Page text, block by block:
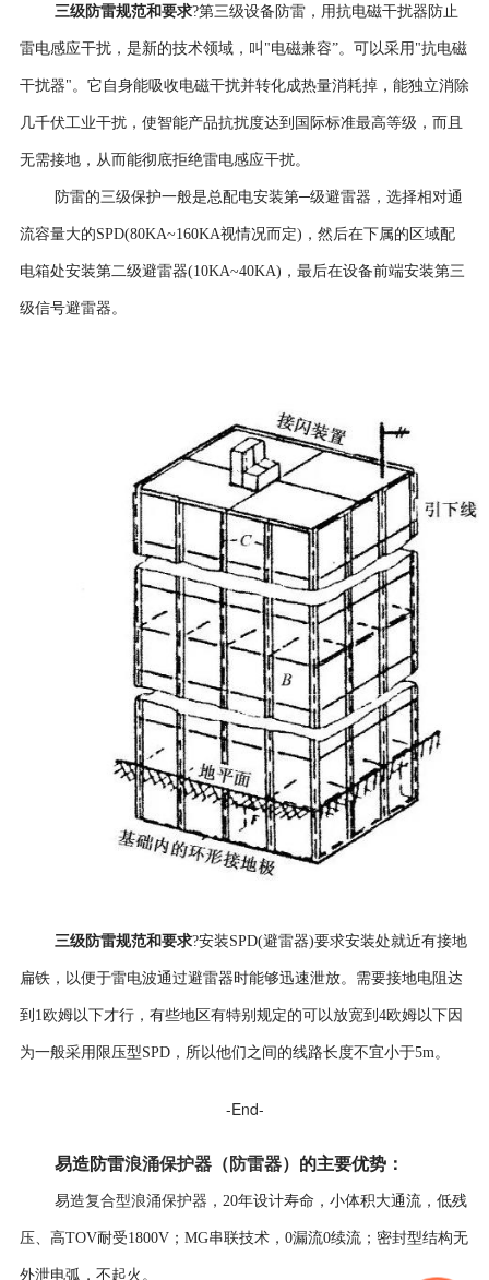
三级防雷规范和要求?第三级设备防雷，用抗电磁干扰器防止
雷电感应干扰，是新的技术领域，叫 "电磁兼容”。可以采用"抗电磁
干扰器"。它自身能吸收电磁干扰并转化成热量消耗掉，能独立消除
几千伏工业干扰，使智能产品抗扰度达到国际标准最高等级，而且
无需接地，从而能彻底拒绝雷电感应干扰。
防雷的三级保护一般是总配电安装第─级避雷器，选择相对通
流容量大的SPD(80KA~160KA视情况而定)，然后在下属的区域配
电箱处安装第二级避雷器(10KA~40KA)，最后在设备前端安装第三
级信号避雷器。
三级防雷规范和要求?安装SPD(避雷器)要求安装处就近有接地
扁铁，以便于雷电波通过避雷器时能够迅速泄放。需要接地电阻达
到1欧姆以下才行，有些地区有特别规定的可以放宽到4欧姆以下因
为一般采用限压型SPD，所以他们之间的线路长度不宜小于5m。
-End-
易造防雷浪涌保护器（防雷器） 的主要优势：
易造复合型浪涌保护器 ， 20年设计寿命， 小体积大通流，低残
压、高TOV耐受1800V；MG串联技术，0漏流0续流；密封型结构无
外泄电弧，不起火。